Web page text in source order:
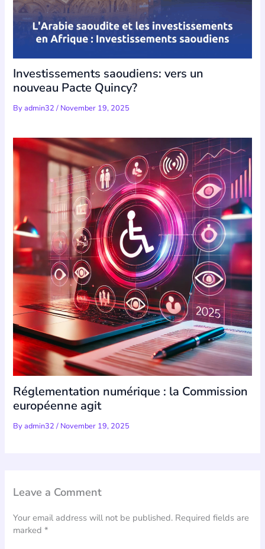
Investissements saoudiens: vers un
nouveau Pacte Quincy?
Byadmin32/ November 19, 2025
Réglementation numérique : la Commission
européenne agit
Byadmin32/ November 19, 2025
Leave a Comment
Your email address will not be published. Required fields are
marked*